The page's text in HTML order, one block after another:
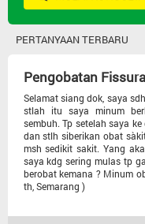
Masalah Kulit
Seks Dan Andrologi
Lain-lain
Kandungan
Pencernaan
PERTANYAAN TERBARU
Pengobatan
Selamat siang dok, saya
stlah itu saya minum
sembuh. Tp setelah saya
dan stlh siberikan obat
msh sedikit sakit. Yang
saya kdg sering mulas tp
berobat kemana ? Minum
th, Semarang )